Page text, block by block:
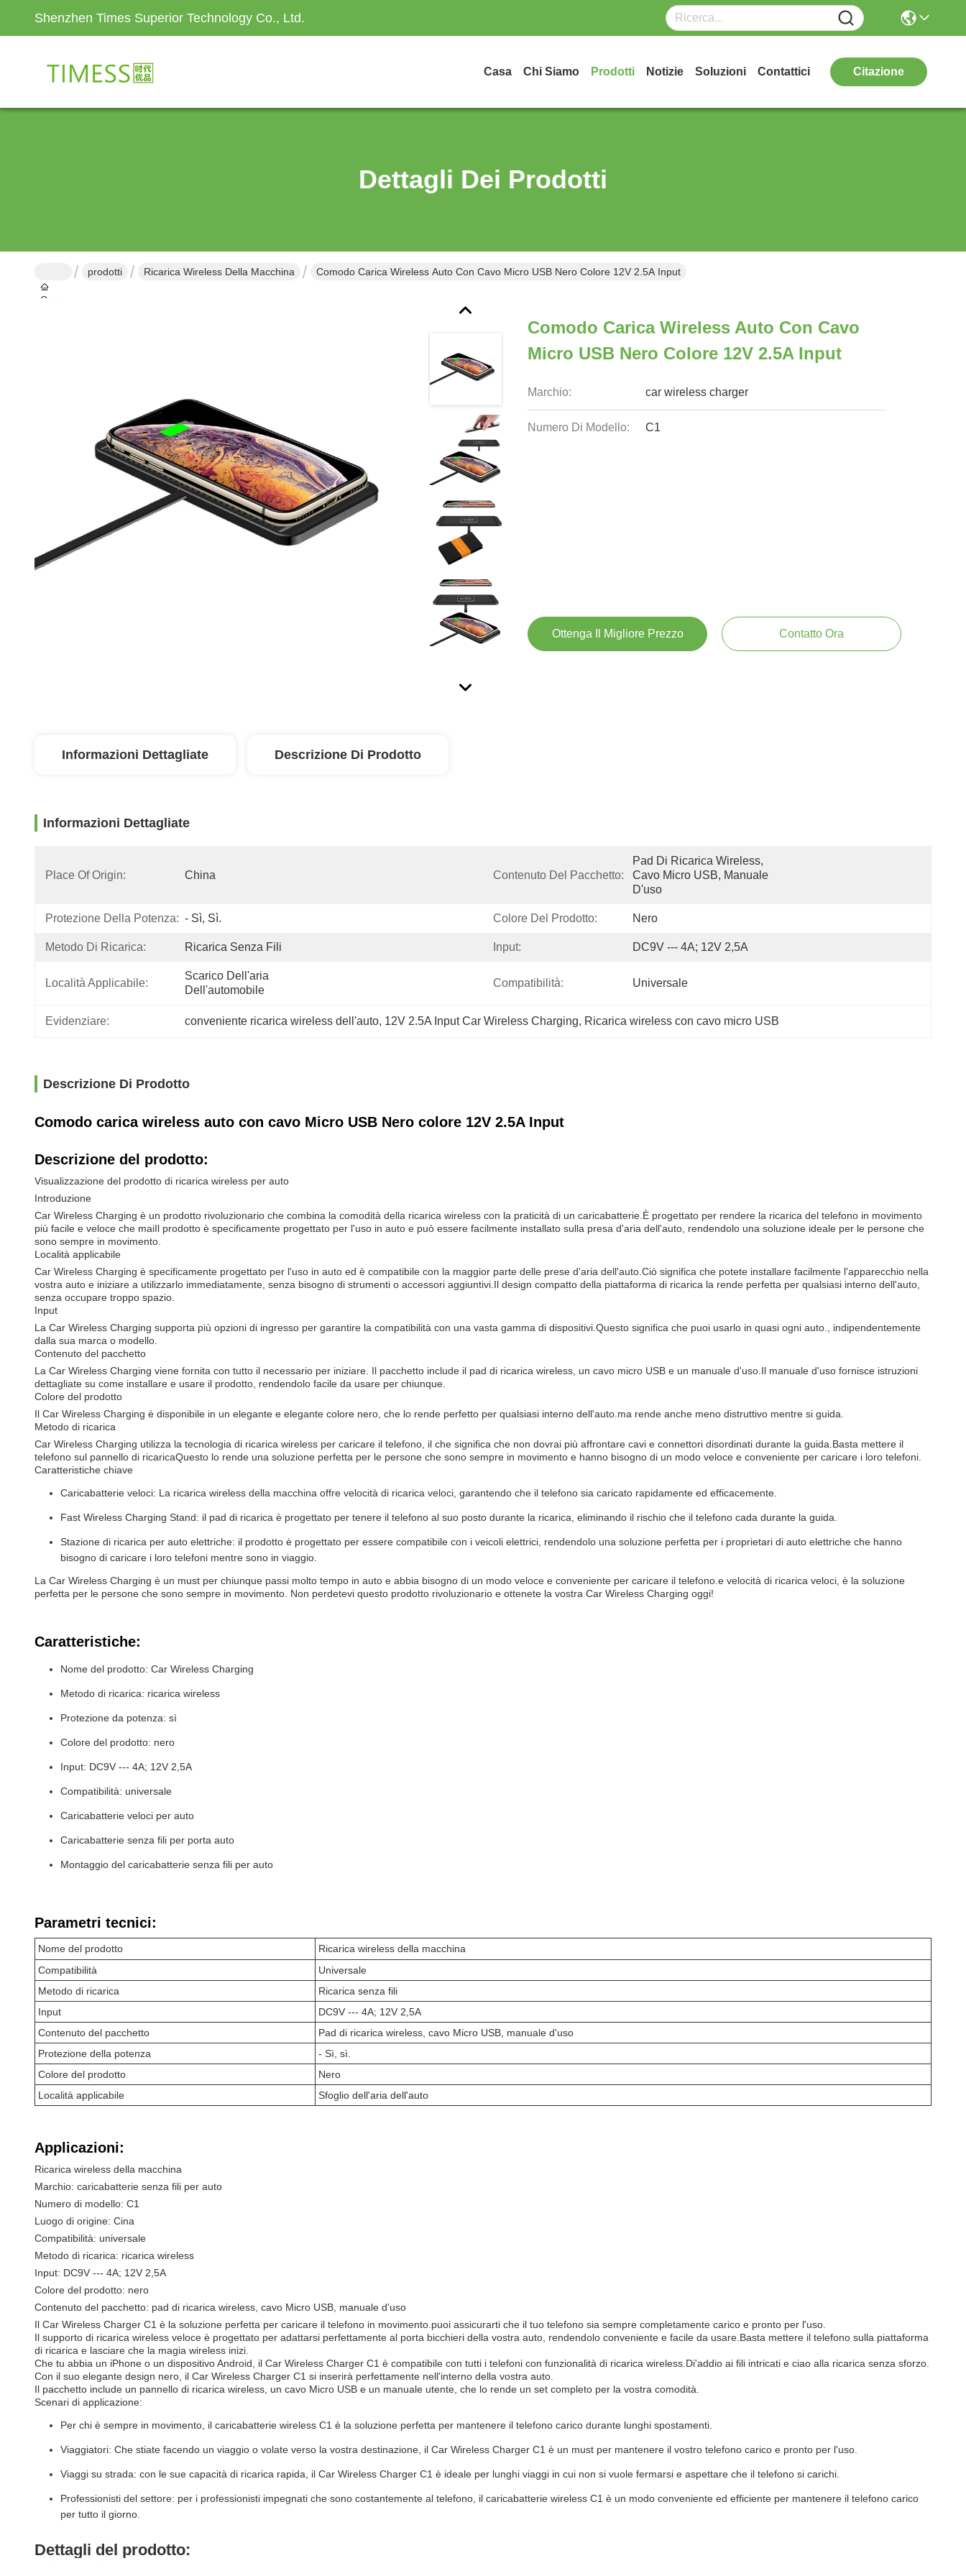
Shenzhen Times Superior Technology Co., Ltd.
Casa Chi Siamo Prodotti Notizie Soluzioni Contattici Citazione
Dettagli Dei Prodotti
Casa
prodotti Ricarica Wireless Della Macchina Comodo Carica Wireless Auto Con Cavo Micro USB Nero Colore 12V 2.5A Input
Comodo Carica Wireless Auto Con Cavo
Micro USB Nero Colore 12V 2.5A Input
Marchio: car wireless charger
Numero Di Modello: C1
Ottenga Il Migliore Prezzo Contatto Ora
Informazioni Dettagliate Descrizione Di Prodotto
Informazioni Dettagliate
Place Of Origin: China Contenuto Del Pacchetto:
Pad Di Ricarica Wireless,
Cavo Micro USB, Manuale
D'uso
Protezione Della Potenza: - Sì, Sì. Colore Del Prodotto: Nero
Metodo Di Ricarica: Ricarica Senza Fili Input: DC9V --- 4A; 12V 2,5A
Località Applicabile:
Scarico Dell'aria
Dell'automobile
Compatibilità: Universale
Evidenziare: conveniente ricarica wireless dell'auto, 12V 2.5A Input Car Wireless Charging, Ricarica wireless con cavo micro USB
Descrizione Di Prodotto
Comodo carica wireless auto con cavo Micro USB Nero colore 12V 2.5A Input
Descrizione del prodotto:
Visualizzazione del prodotto di ricarica wireless per auto
Introduzione
Car Wireless Charging è un prodotto rivoluzionario che combina la comodità della ricarica wireless con la praticità di un caricabatterie.È progettato per rendere la ricarica del telefono in movimento
più facile e veloce che maiIl prodotto è specificamente progettato per l'uso in auto e può essere facilmente installato sulla presa d'aria dell'auto, rendendolo una soluzione ideale per le persone che
sono sempre in movimento.
Località applicabile
Car Wireless Charging è specificamente progettato per l'uso in auto ed è compatibile con la maggior parte delle prese d'aria dell'auto.Ciò significa che potete installare facilmente l'apparecchio nella
vostra auto e iniziare a utilizzarlo immediatamente, senza bisogno di strumenti o accessori aggiuntivi.Il design compatto della piattaforma di ricarica la rende perfetta per qualsiasi interno dell'auto,
senza occupare troppo spazio.
Input
La Car Wireless Charging supporta più opzioni di ingresso per garantire la compatibilità con una vasta gamma di dispositivi.Questo significa che puoi usarlo in quasi ogni auto., indipendentemente
dalla sua marca o modello.
Contenuto del pacchetto
La Car Wireless Charging viene fornita con tutto il necessario per iniziare. Il pacchetto include il pad di ricarica wireless, un cavo micro USB e un manuale d'uso.Il manuale d'uso fornisce istruzioni
dettagliate su come installare e usare il prodotto, rendendolo facile da usare per chiunque.
Colore del prodotto
Il Car Wireless Charging è disponibile in un elegante e elegante colore nero, che lo rende perfetto per qualsiasi interno dell'auto.ma rende anche meno distruttivo mentre si guida.
Metodo di ricarica
Car Wireless Charging utilizza la tecnologia di ricarica wireless per caricare il telefono, il che significa che non dovrai più affrontare cavi e connettori disordinati durante la guida.Basta mettere il
telefono sul pannello di ricaricaQuesto lo rende una soluzione perfetta per le persone che sono sempre in movimento e hanno bisogno di un modo veloce e conveniente per caricare i loro telefoni.
Caratteristiche chiave
Caricabatterie veloci: La ricarica wireless della macchina offre velocità di ricarica veloci, garantendo che il telefono sia caricato rapidamente ed efficacemente.
Fast Wireless Charging Stand: il pad di ricarica è progettato per tenere il telefono al suo posto durante la ricarica, eliminando il rischio che il telefono cada durante la guida.
Stazione di ricarica per auto elettriche: il prodotto è progettato per essere compatibile con i veicoli elettrici, rendendolo una soluzione perfetta per i proprietari di auto elettriche che hanno
bisogno di caricare i loro telefoni mentre sono in viaggio.
La Car Wireless Charging è un must per chiunque passi molto tempo in auto e abbia bisogno di un modo veloce e conveniente per caricare il telefono.e velocità di ricarica veloci, è la soluzione
perfetta per le persone che sono sempre in movimento. Non perdetevi questo prodotto rivoluzionario e ottenete la vostra Car Wireless Charging oggi!
Caratteristiche:
Nome del prodotto: Car Wireless Charging
Metodo di ricarica: ricarica wireless
Protezione da potenza: sì
Colore del prodotto: nero
Input: DC9V --- 4A; 12V 2,5A
Compatibilità: universale
Caricabatterie veloci per auto
Caricabatterie senza fili per porta auto
Montaggio del caricabatterie senza fili per auto
Parametri tecnici:
Nome del prodotto
Ricarica wireless della macchina
Compatibilità
Universale
Metodo di ricarica
Ricarica senza fili
Input
DC9V --- 4A; 12V 2,5A
Contenuto del pacchetto
Pad di ricarica wireless, cavo Micro USB, manuale d'uso
Protezione della potenza
- Sì, sì.
Colore del prodotto
Nero
Località applicabile
Sfoglio dell'aria dell'auto
Applicazioni:
Ricarica wireless della macchina
Marchio: caricabatterie senza fili per auto
Numero di modello: C1
Luogo di origine: Cina
Compatibilità: universale
Metodo di ricarica: ricarica wireless
Input: DC9V --- 4A; 12V 2,5A
Colore del prodotto: nero
Contenuto del pacchetto: pad di ricarica wireless, cavo Micro USB, manuale d'uso
Il Car Wireless Charger C1 è la soluzione perfetta per caricare il telefono in movimento.puoi assicurarti che il tuo telefono sia sempre completamente carico e pronto per l'uso.
Il supporto di ricarica wireless veloce è progettato per adattarsi perfettamente al porta bicchieri della vostra auto, rendendolo conveniente e facile da usare.Basta mettere il telefono sulla piattaforma
di ricarica e lasciare che la magia wireless inizi.
Che tu abbia un iPhone o un dispositivo Android, il Car Wireless Charger C1 è compatibile con tutti i telefoni con funzionalità di ricarica wireless.Di'addio ai fili intricati e ciao alla ricarica senza sforzo.
Con il suo elegante design nero, il Car Wireless Charger C1 si inserirà perfettamente nell'interno della vostra auto.
Il pacchetto include un pannello di ricarica wireless, un cavo Micro USB e un manuale utente, che lo rende un set completo per la vostra comodità.
Scenari di applicazione:
Per chi è sempre in movimento, il caricabatterie wireless C1 è la soluzione perfetta per mantenere il telefono carico durante lunghi spostamenti.
Viaggiatori: Che stiate facendo un viaggio o volate verso la vostra destinazione, il Car Wireless Charger C1 è un must per mantenere il vostro telefono carico e pronto per l'uso.
Viaggi su strada: con le sue capacità di ricarica rapida, il Car Wireless Charger C1 è ideale per lunghi viaggi in cui non si vuole fermarsi e aspettare che il telefono si carichi.
Professionisti del settore: per i professionisti impegnati che sono costantemente al telefono, il caricabatterie wireless C1 è un modo conveniente ed efficiente per mantenere il telefono carico
per tutto il giorno.
Dettagli del prodotto: